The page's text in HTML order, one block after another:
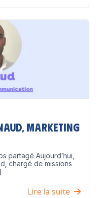
Marketing
partagé Aujourd’hui,
chargé de missions
Lire la suite